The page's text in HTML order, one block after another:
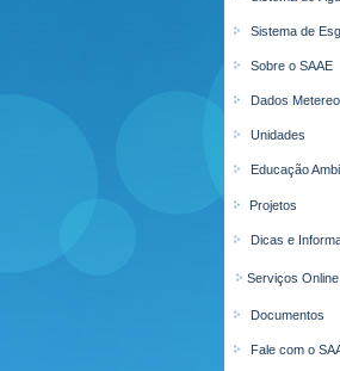
Sistema de
Sobre o SAAE
Dados
Unidades
Educação
Projetos
Dicas e
Serviços Online
Documentos
Fale com o